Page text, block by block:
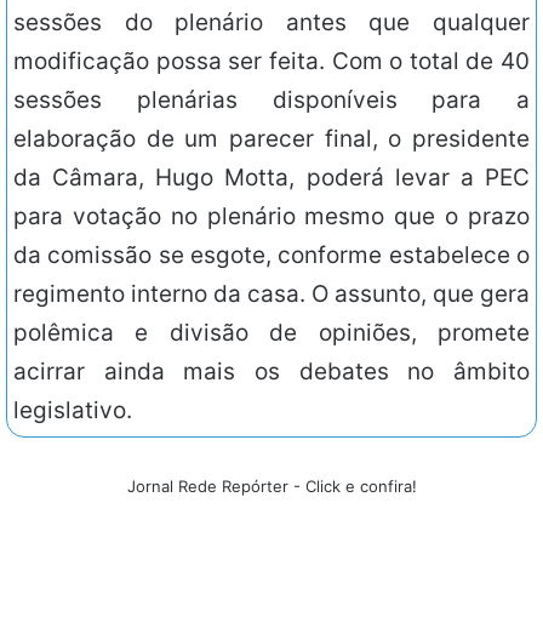
sessões do plenário antes que qualquer
modificação possa ser feita. Com o total de 40
sessões plenárias disponíveis para a
elaboração de um parecer final, o presidente
da Câmara, Hugo Motta, poderá levar a PEC
para votação no plenário mesmo que o prazo
da comissão se esgote, conforme estabelece o
regimento interno da casa. O assunto, que gera
polêmica e divisão de opiniões, promete
acirrar ainda mais os debates no âmbito
legislativo.
Jornal Rede Repórter - Click e confira!